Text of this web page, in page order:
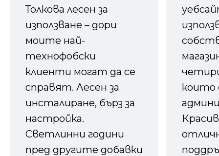
Толкова лесен за
използване – дори
моите най-
технофобски
клиенти могат да се
справят. Лесен за
инсталиране, бърз за
настройка.
Светлинни години
пред другите добавки
които